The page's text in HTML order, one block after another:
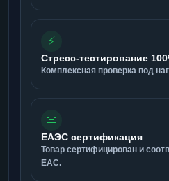
⚡
Стресс-тестирование
Комплексная проверка под
📜
ЕАЭС сертификация
Товар сертифицирован и
ЕАС.